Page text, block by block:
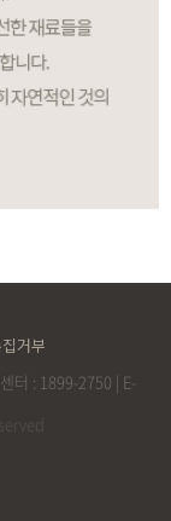
거부
터 : 1899-2750 | E-